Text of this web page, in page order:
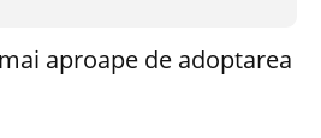
aproape de adoptarea